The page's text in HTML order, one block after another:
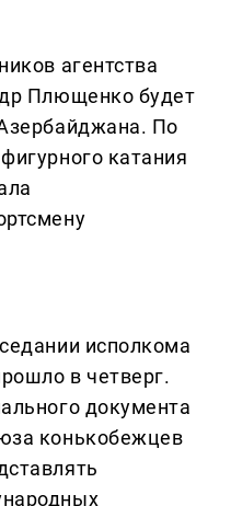
агентства
Плющенко будет
По
катания
исполкома
в четверг.
документа
конькобежцев